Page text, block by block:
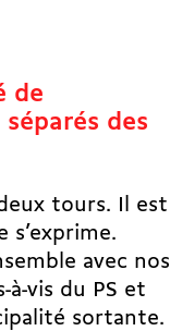
de
des
tours. Il est
avec nos
à-vis du PS et
sortante.